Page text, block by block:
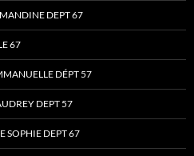
DEPT 67
67
DÉPT 57
DEPT 57
SOPHIE DEPT 67